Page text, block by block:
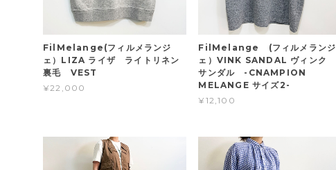
FilMelange(フィルメランジ
ェ）LIZA ライザ ライトリネン
裏毛 VEST
¥22,000
FilMelange (フィルメランジ
ェ）VINK SANDAL ヴィンク
サンダル -CNAMPION
MELANGE サイズ2-
¥12,100